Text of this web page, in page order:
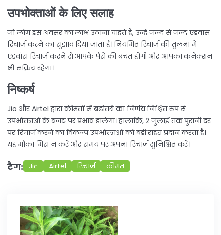
उपभोक्ताओं के लिए सलाह
जो लोग इस अवसर का लाभ उठाना चाहते हैं, उन्हें जल्द से जल्द एडवांस
रिचार्ज करने का सुझाव दिया जाता है। नियमित रिचार्ज की तुलना में
एडवांस रिचार्ज करने से आपके पैसे की बचत होगी और आपका कनेक्शन
भी सक्रिय रहेगा।
निष्कर्ष
Jio और Airtel द्वारा कीमतों में बढ़ोतरी का निर्णय निश्चित रूप से
उपभोक्ताओं के बजट पर प्रभाव डालेगा। हालांकि, 2 जुलाई तक पुरानी दर
पर रिचार्ज करने का विकल्प उपभोक्ताओं को बड़ी राहत प्रदान करता है।
यह मौका मिस न करें और समय पर अपना रिचार्ज सुनिश्चित करें।
टैग: Jio Airtel रिचार्ज कीमत